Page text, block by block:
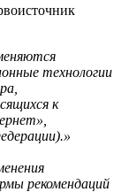
технологии
к
рекомендаций